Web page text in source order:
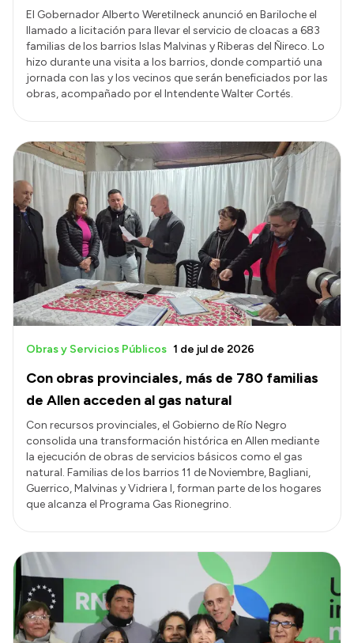
El Gobernador Alberto Weretilneck anunció en Bariloche el
llamado a licitación para llevar el servicio de cloacas a 683
familias de los barrios Islas Malvinas y Riberas del Ñireco. Lo
hizo durante una visita a los barrios, donde compartió una
jornada con las y los vecinos que serán beneficiados por las
obras, acompañado por el Intendente Walter Cortés.
Con obras provinciales, más de 780 familias
de Allen acceden al gas natural
Obras y Servicios Públicos 1 de jul de 2026
Con recursos provinciales, el Gobierno de Río Negro
consolida una transformación histórica en Allen mediante
la ejecución de obras de servicios básicos como el gas
natural. Familias de los barrios 11 de Noviembre, Bagliani,
Guerrico, Malvinas y Vidriera I, forman parte de los hogares
que alcanza el Programa Gas Rionegrino.